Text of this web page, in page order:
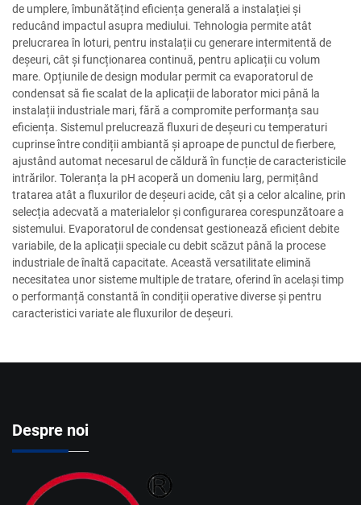
de umplere, îmbunătățind eficiența generală a instalației și
reducând impactul asupra mediului. Tehnologia permite atât
prelucrarea în loturi, pentru instalații cu generare intermitentă de
deșeuri, cât și funcționarea continuă, pentru aplicații cu volum
mare. Opțiunile de design modular permit ca evaporatorul de
condensat să fie scalat de la aplicații de laborator mici până la
instalații industriale mari, fără a compromite performanța sau
eficiența. Sistemul prelucrează fluxuri de deșeuri cu temperaturi
cuprinse între condiții ambiantă și aproape de punctul de fierbere,
ajustând automat necesarul de căldură în funcție de caracteristicile
intrărilor. Toleranța la pH acoperă un domeniu larg, permițând
tratarea atât a fluxurilor de deșeuri acide, cât și a celor alcaline, prin
selecția adecvată a materialelor și configurarea corespunzătoare a
sistemului. Evaporatorul de condensat gestionează eficient debite
variabile, de la aplicații speciale cu debit scăzut până la procese
industriale de înaltă capacitate. Această versatilitate elimină
necesitatea unor sisteme multiple de tratare, oferind în același timp
o performanță constantă în condiții operative diverse și pentru
caracteristici variate ale fluxurilor de deșeuri.
Despre noi